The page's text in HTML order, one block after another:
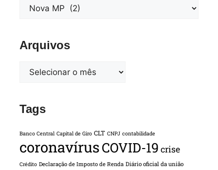
Arquivos
Tags
Banco Central Capital de Giro CLT CNPJ contabilidade
coronavírusCOVID-19 crise
Crédito Declaração de Imposto de Renda Diário oficial da união